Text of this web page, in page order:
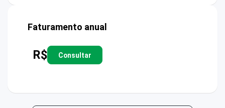
Faturamento anual
R$ Consultar